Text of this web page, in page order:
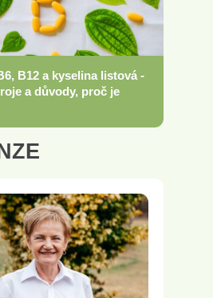
B12 a kyselina listová -
a důvody, proč je